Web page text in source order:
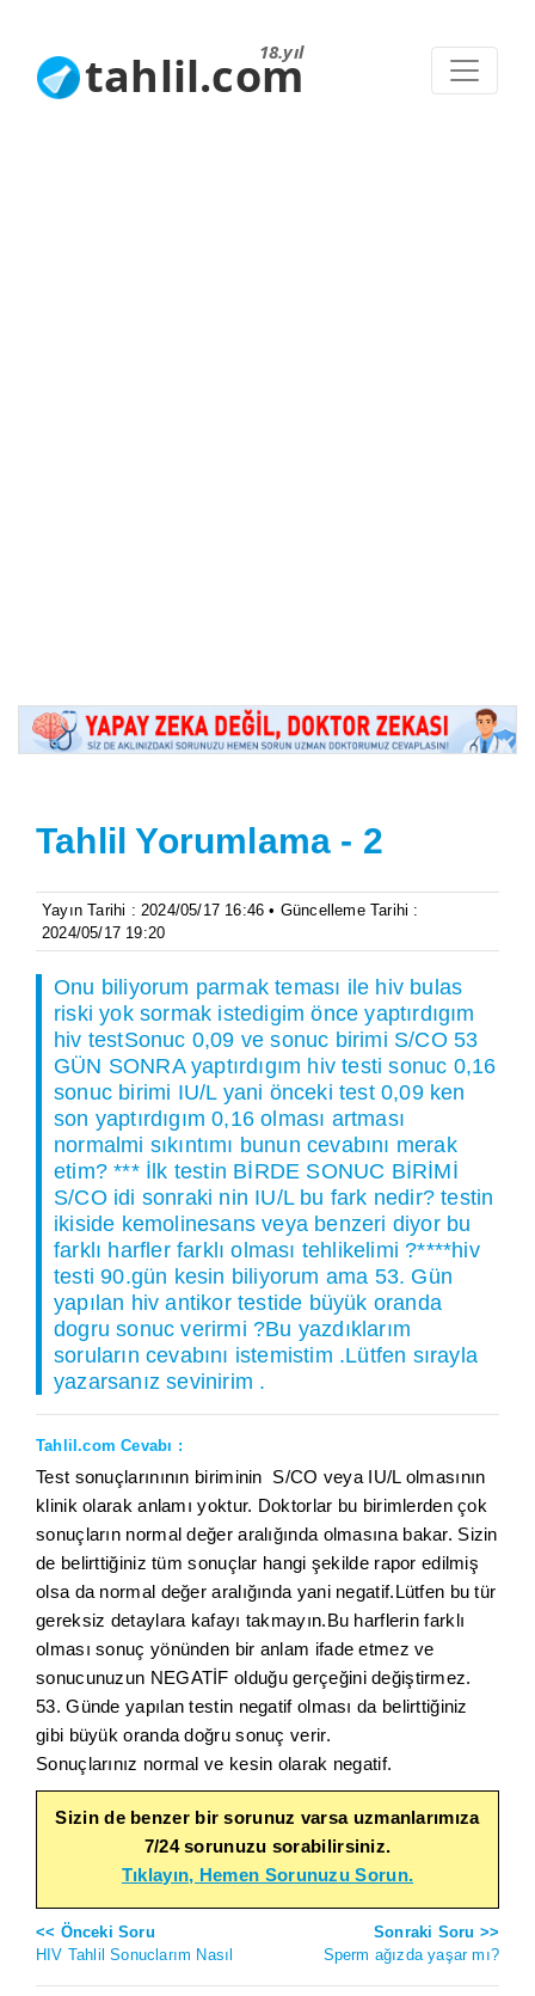
18.yıl
tahlil.com
Tahlil Yorumlama - 2
Yayın Tarihi : 2024/05/17 16:46 • Güncelleme Tarihi :
2024/05/17 19:20
Onu biliyorum parmak teması ile hiv bulas
riski yok sormak istedigim önce yaptırdıgım
hiv testSonuc 0,09 ve sonuc birimi S/CO 53
GÜN SONRA yaptırdıgım hiv testi sonuc 0,16
sonuc birimi IU/L yani önceki test 0,09 ken
son yaptırdıgım 0,16 olması artması
normalmi sıkıntımı bunun cevabını merak
etim? *** İlk testin BİRDE SONUC BİRİMİ
S/CO idi sonraki nin IU/L bu fark nedir? testin
ikiside kemolinesans veya benzeri diyor bu
farklı harfler farklı olması tehlikelimi ?****hiv
testi 90.gün kesin biliyorum ama 53. Gün
yapılan hiv antikor testide büyük oranda
dogru sonuc verirmi ?Bu yazdıklarım
soruların cevabını istemistim .Lütfen sırayla
yazarsanız sevinirim .
Tahlil.com Cevabı :
Test sonuçlarınının biriminin S/CO veya IU/L olmasının
klinik olarak anlamı yoktur. Doktorlar bu birimlerden çok
sonuçların normal değer aralığında olmasına bakar. Sizin
de belirttiğiniz tüm sonuçlar hangi şekilde rapor edilmiş
olsa da normal değer aralığında yani negatif.Lütfen bu tür
gereksiz detaylara kafayı takmayın.Bu harflerin farklı
olması sonuç yönünden bir anlam ifade etmez ve
sonucunuzun NEGATİF olduğu gerçeğini değiştirmez.
53. Günde yapılan testin negatif olması da belirttiğiniz
gibi büyük oranda doğru sonuç verir.
Sonuçlarınız normal ve kesin olarak negatif.
Sizin de benzer bir sorunuz varsa uzmanlarımıza
7/24 sorunuzu sorabilirsiniz.
Tıklayın, Hemen Sorunuzu Sorun.
<< Önceki Soru
HIV Tahlil Sonuclarım Nasıl
Sonraki Soru >>
Sperm ağızda yaşar mı?